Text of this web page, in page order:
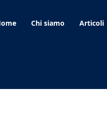
Chi siamo Articoli